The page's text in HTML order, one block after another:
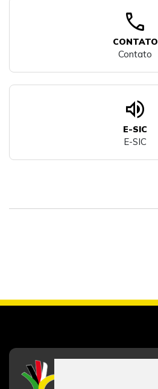
call
CONTATO
Contato
volume_up
E-SIC
E-SIC